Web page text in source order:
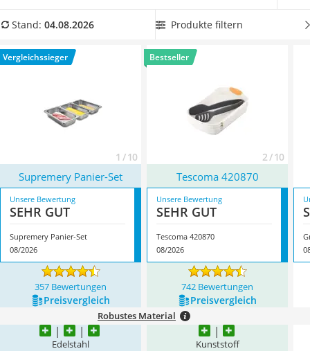
Tierhaarstaubsauger
Nespresso-Maschine
Messerschärfer
dem Panieren möglichst gering zu halten. Überzeugt hat uns
Panier-Set* mit seinen Eigenschaften.
Stand: 04.08.2026 Produkte filtern
Vergleichssieger
1 / 10
Bestseller
2 / 10
Supremery Panier-Set Tescoma 420870
Unsere Bewertung
SEHR GUT
Supremery Panier-Set
08/2026
Unsere Bewertung
SEHR GUT
Tescoma 420870
08/2026
357 Bewertungen 742 Bewertungen
Preis­vergleich Preis­vergleich
Robustes Material
Edelstahl Kunststoff